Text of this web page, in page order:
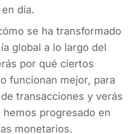
día.
se ha transformado
global a lo largo del
por qué ciertos
funcionan mejor, para
transacciones y verás
progresado en
monetarios.